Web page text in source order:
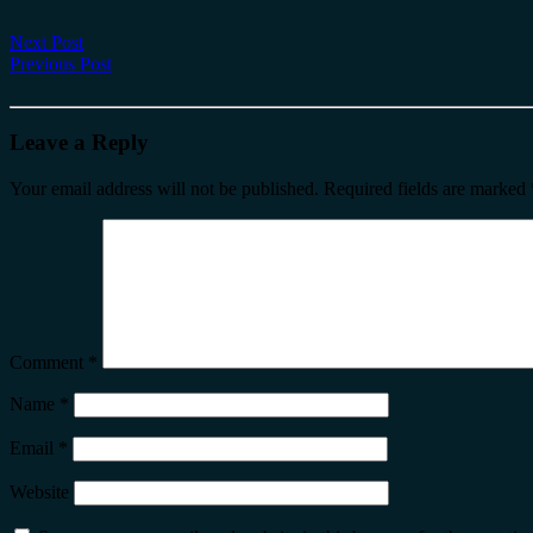
Next Post
Previous Post
Leave a Reply
Your email address will not be published. Required fields are marked
Comment *
Name *
Email *
Website